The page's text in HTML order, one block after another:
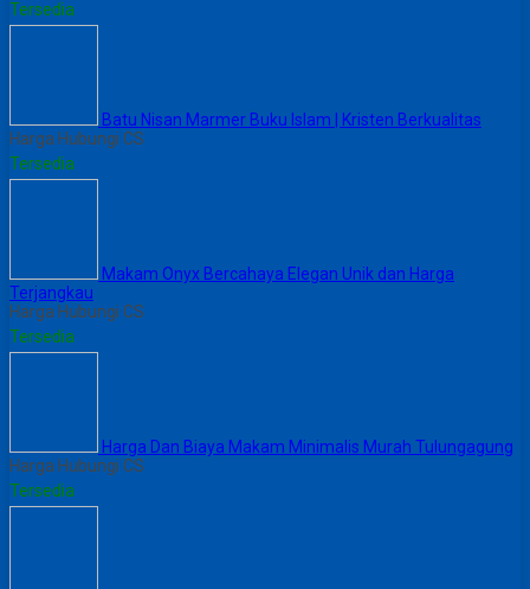
Tersedia
Batu Nisan Marmer Buku Islam | Kristen Berkualitas
Harga Hubungi CS
Tersedia
Makam Onyx Bercahaya Elegan Unik dan Harga
Terjangkau
Harga Hubungi CS
Tersedia
Harga Dan Biaya Makam Minimalis Murah Tulungagung
Harga Hubungi CS
Tersedia